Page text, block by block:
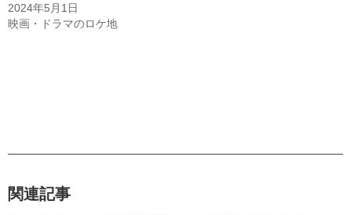
2024年5月1日
映画・ドラマのロケ地
関連記事